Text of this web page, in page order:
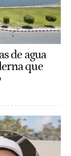
de agua
que